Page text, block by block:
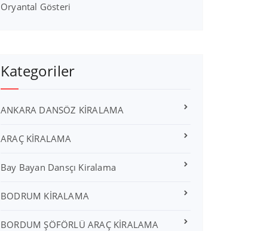
Oryantal Gösteri
Kategoriler
ANKARA DANSÖZ KİRALAMA
ARAÇ KİRALAMA
Bay Bayan Dansçı Kiralama
BODRUM KİRALAMA
BORDUM ŞÖFÖRLÜ ARAÇ KİRALAMA